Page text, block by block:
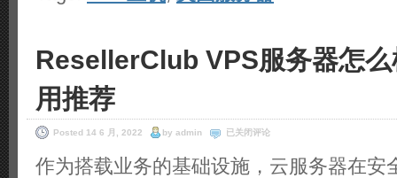
ResellerClub VPS服务器怎
用推荐
Posted 14 6 月, 2022 by admin
ResellerClub
服
务
已关闭评论
作为搭载业务的基础设施，云服务器在安